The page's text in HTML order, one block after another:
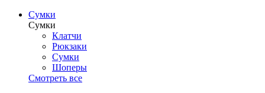
Сумки
Сумки
Клатчи
Рюкзаки
Сумки
Шоперы
Смотреть все